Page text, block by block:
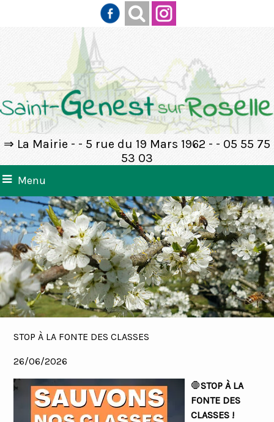
⇒ La Mairie - - 5 rue du 19 Mars 1962 - - 05 55 75
53 03
Menu
STOP À LA FONTE DES CLASSES
26/06/2026
🛑STOP À LA
FONTE DES
CLASSES !